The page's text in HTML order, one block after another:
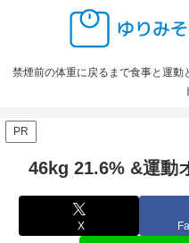
禁煙前の体重に戻るまで食事と運動
PR
46kg 21.6% &運動
X